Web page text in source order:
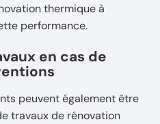
thermique à
performance.
en cas de
peuvent également être
travaux de rénovation